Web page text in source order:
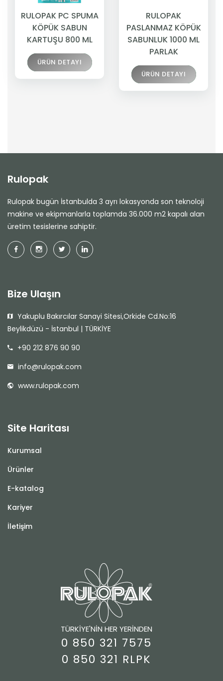
RULOPAK PC SPUMA
KÖPÜK SABUN
KARTUŞU 800 ML
ÜRÜN DETAYI
RULOPAK
PASLANMAZ KÖPÜK
SABUNLUK 1000 ML
PARLAK
ÜRÜN DETAYI
Rulopak
Rulopak bugün İstanbulda 3 ayrı lokasyonda son teknoloji
makine ve ekipmanlarla toplamda 36.000 m2 kapalı alan
üretim tesislerine sahiptir.
Bize Ulaşın
Yakuplu Bakırcılar Sanayi Sitesi,Orkide Cd.No:16
Beylikdüzü - İstanbul | TÜRKİYE
+90 212 876 90 90
info@rulopak.com
www.rulopak.com
Site Haritası
Kurumsal
Ürünler
E-katalog
Kariyer
İletişim
TÜRKİYE'NİN HER YERİNDEN
0 850 321 7575
0 850 321 RLPK